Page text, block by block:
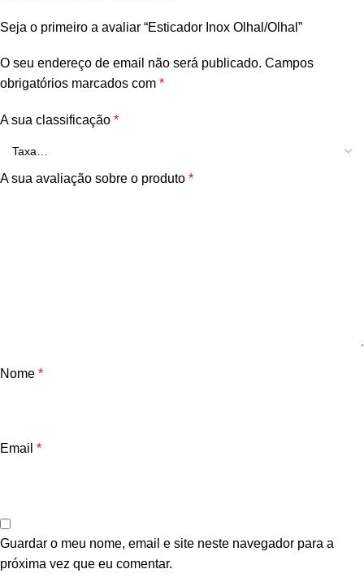
Seja o primeiro a avaliar “Esticador Inox Olhal/Olhal”
O seu endereço de email não será publicado. Campos
obrigatórios marcados com *
A sua classificação *
A sua avaliação sobre o produto *
Nome *
Email *
Guardar o meu nome, email e site neste navegador para a
próxima vez que eu comentar.